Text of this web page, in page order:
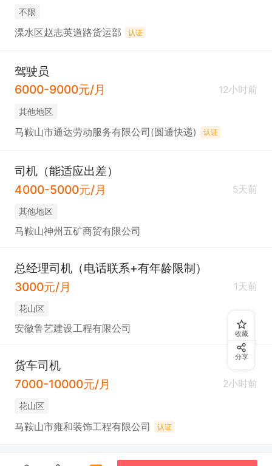
不限
溧水区赵志英道路货运部 认证
驾驶员
6000-9000元/月
12小时前
其他地区
马鞍山市通达劳动服务有限公司(圆通快递) 认证
司机（能适应出差）
4000-5000元/月
5天前
其他地区
马鞍山神州五矿商贸有限公司
总经理司机（电话联系+有年龄限制）
3000元/月
1天前
花山区
安徽鲁艺建设工程有限公司
货车司机
7000-10000元/月
2小时前
花山区
马鞍山市雍和装饰工程有限公司 认证
收藏
分享